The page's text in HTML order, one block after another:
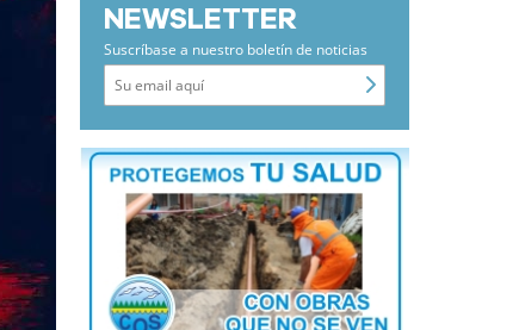
NEWSLETTER
Suscríbase a nuestro boletín de noticias